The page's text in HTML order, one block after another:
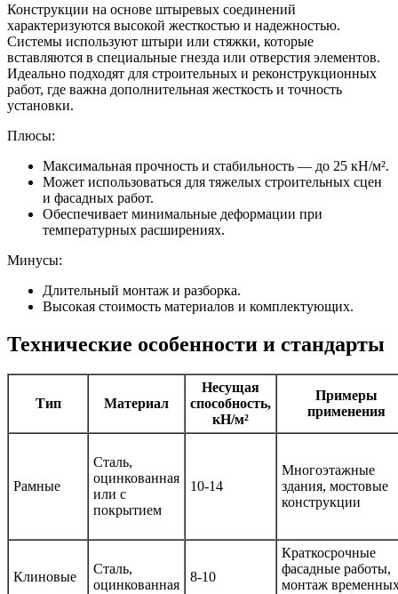
Конструкции на основе штыревых соединений
характеризуются высокой жесткостью и надежностью.
Системы используют штыри или стяжки, которые
вставляются в специальные гнезда или отверстия элементов.
Идеально подходят для строительных и реконструкционных
работ, где важна дополнительная жесткость и точность
установки.
Плюсы:
Максимальная прочность и стабильность — до 25 кН/м².
Может использоваться для тяжелых строительных сцен
и фасадных работ.
Обеспечивает минимальные деформации при
температурных расширениях.
Минусы:
Длительный монтаж и разборка.
Высокая стоимость материалов и комплектующих.
Технические особенности и стандарты
Тип Материал
Несущая
способность,
кН/м²
Примеры
применения
Рамные
Сталь,
оцинкованная
или с
покрытием
10-14
Многоэтажные
здания, мостовые
конструкции
Клиновые
Сталь,
оцинкованная
8-10
Краткосрочные
фасадные работы,
монтаж